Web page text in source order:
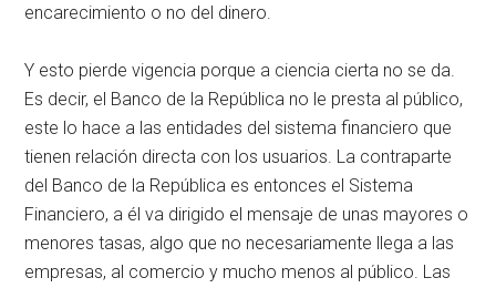
encarecimiento o no del dinero.
Y esto pierde vigencia porque a ciencia cierta no se da.
Es decir, el Banco de la República no le presta al público,
este lo hace a las entidades del sistema financiero que
tienen relación directa con los usuarios. La contraparte
del Banco de la República es entonces el Sistema
Financiero, a él va dirigido el mensaje de unas mayores o
menores tasas, algo que no necesariamente llega a las
empresas, al comercio y mucho menos al público. Las